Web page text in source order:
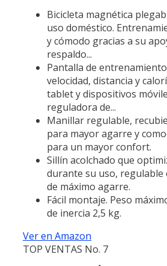
Bicicleta magnética
uso doméstico.
y cómodo gracias a su
respaldo...
Pantalla de
velocidad, distancia y
tablet y dispositivos
reguladora de...
Manillar regulable,
para mayor agarre y
para un mayor confort.
Sillín acolchado que
durante su uso, regulable
de máximo agarre.
Fácil montaje. Peso
de inercia 2,5 kg.
Ver en Amazon
TOP VENTAS No. 7